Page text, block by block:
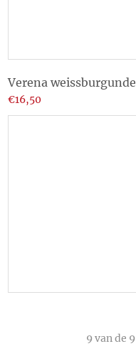
Verena
€16,50
9 van de